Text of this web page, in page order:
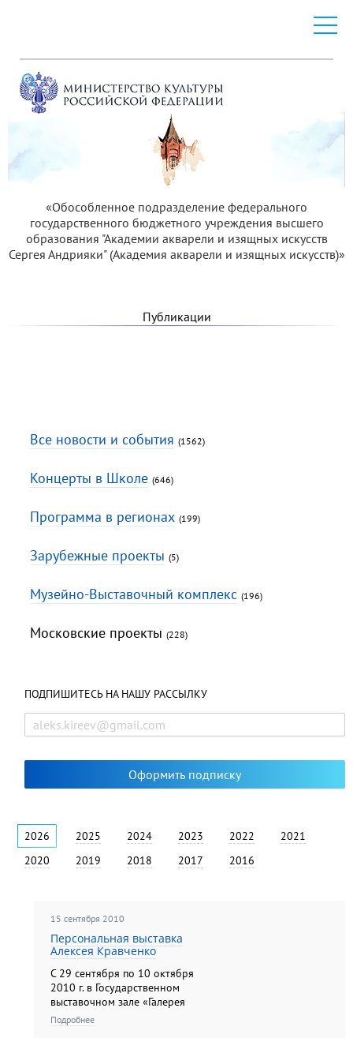
«Обособленное подразделение федерального
государственного бюджетного учреждения высшего
образования "Академии акварели и изящных искусств
Сергея Андрияки" (Академия акварели и изящных искусств)»
Публикации
Все новости и события (1562)
Концерты в Школе (646)
Программа в регионах (199)
Зарубежные проекты (5)
Музейно-Выставочный комплекс (196)
Московские проекты (228)
ПОДПИШИТЕСЬ НА НАШУ РАССЫЛКУ
2026 2025 2024 2023 2022
2021
2020
2019 2018 2017 2016
15 сентября 2010
Персональная выставка
Алексея Кравченко
С 29 сентября по 10 октября
2010 г. в Государственном
выставочном зале «Галерея
«Беляево» прошла персональная
выставка Заслуженного
Подробнее